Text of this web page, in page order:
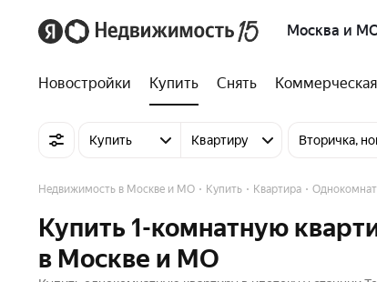
Москва и
Новостройки Купить Снять Коммерческая
Купить Квартиру Вторичка,
Недвижимость в Москве и МО Купить Квартира
Купить 1-комнатную
в Москве и МО